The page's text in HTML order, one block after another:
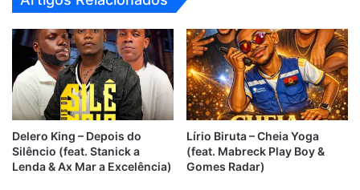
Delero King – Depois do
Silêncio (feat. Stanick a
Lenda & Ax Mar a Excelência)
Lírio Biruta – Cheia Yoga
(feat. Mabreck Play Boy &
Gomes Radar)